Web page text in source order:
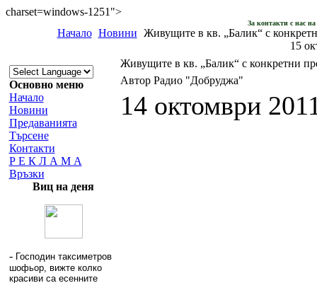
charset=windows-1251">
За контакти с нас
Начало Новини Живущите в кв. „Балик“ с
15
Основно меню
Начало
Новини
Предаванията
Търсене
Контакти
Р Е К Л А М А
Връзки
Виц на деня
- Господин таксиметров
шофьор, вижте колко
красиви са есенните
Живущите в кв. „Балик“ с конкретни
Автор Радио "Добруджа"
14 октомври